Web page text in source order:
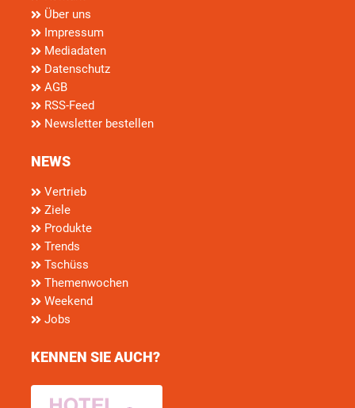
Über uns
Impressum
Mediadaten
Datenschutz
AGB
RSS-Feed
Newsletter bestellen
NEWS
Vertrieb
Ziele
Produkte
Trends
Tschüss
Themenwochen
Weekend
Jobs
KENNEN SIE AUCH?